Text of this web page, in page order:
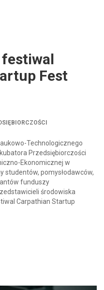
festiwal
Fest
Technologicznego
Przedsiębiorczości
Ekonomicznej w
studentów, pomysłodawców,
funduszy
środowiska
Carpathian Startup